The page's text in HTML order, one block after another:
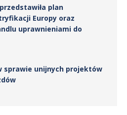
plan
Europy oraz
uprawnieniami do
sprawie unijnych projektów